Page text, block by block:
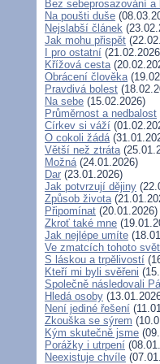
Bez sebeprosazování
Na poušti duše
Nejslabší článek
Jak mohu přispět
I pro ostatní
Křížová cesta
Obrácení člověka
Pravdivá bolest
Na sebe (15.02.2026)
Průměrnost a nedbalost
Církev si váží
O cokoli žádá
Větší než ztráta
Možná(24.01.2026)
Dar (23.01.2026)
Jak potvrzují dějiny
Způsob života
Připomínat (20.01.2026)
Zkroť také mne
Jak nejlépe umíte
Ve zmatcích tohoto
S láskou a trpělivostí
Kteří mi byli svěřeni
Společně následovali
Hledá osoby
Není jediné řešení
Zkouška se sýrem
Kým skutečně jsme
Porážky i utrpení
Neexistuje chvíle